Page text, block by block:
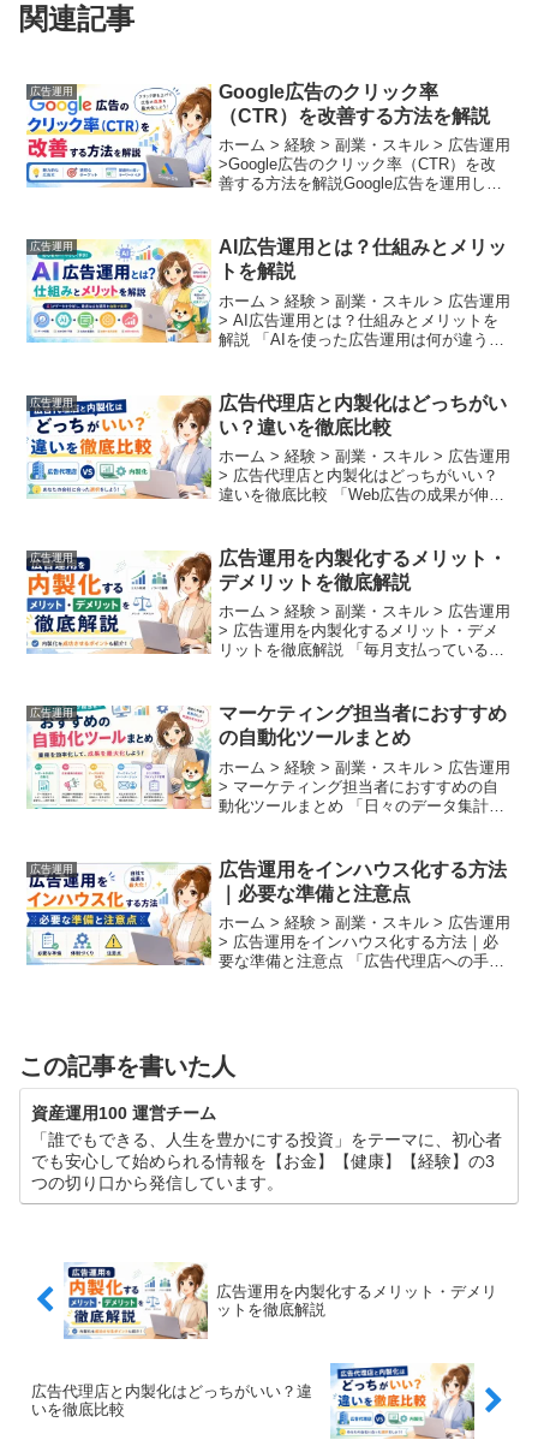
関連記事
広告運用
Google広告のクリック率
（CTR）を改善する方法を解説
ホーム > 経験 > 副業・スキル > 広告運用
>Google広告のクリック率（CTR）を改
善する方法を解説Google広告を運用して
「競合にクリックを奪われて集客が伸
び...
広告運用
AI広告運用とは？仕組みとメリッ
トを解説
ホーム > 経験 > 副業・スキル > 広告運用
> AI広告運用とは？仕組みとメリットを
解説 「AIを使った広告運用は何が違うの
か？ GoogleやYahoo!、Me...
広告運用
広告代理店と内製化はどっちがい
い？違いを徹底比較
ホーム > 経験 > 副業・スキル > 広告運用
> 広告代理店と内製化はどっちがいい？
違いを徹底比較 「Web広告の成果が伸び
内製化すれば、コストを下げてノウハウ
を蓄...
広告運用
広告運用を内製化するメリット・
デメリットを徹底解説
ホーム > 経験 > 副業・スキル > 広告運用
> 広告運用を内製化するメリット・デメ
リットを徹底解説 「毎月支払っている広
マーケティングのノウハウが全く蓄積さ
れない...
広告運用
マーケティング担当者におすすめ
の自動化ツールまとめ
ホーム > 経験 > 副業・スキル > 広告運用
> マーケティング担当者におすすめの自
動化ツールまとめ 「日々のデータ集計と
る時間が全く足りない」と悩んでいませ
んか？...
広告運用
広告運用をインハウス化する方法
｜必要な準備と注意点
ホーム > 経験 > 副業・スキル > 広告運用
> 広告運用をインハウス化する方法｜必
要な準備と注意点 「広告代理店への手数
この記事を書いた人
資産運用100 運営チーム
「誰でもできる、人生を豊かにする投資」をテーマに、初心者
でも安心して始められる情報を【お金】【健康】【経験】の3
つの切り口から発信しています。
広告運用を内製化するメリット・デメリ
ットを徹底解説
広告代理店と内製化はどっちがいい？違
いを徹底比較